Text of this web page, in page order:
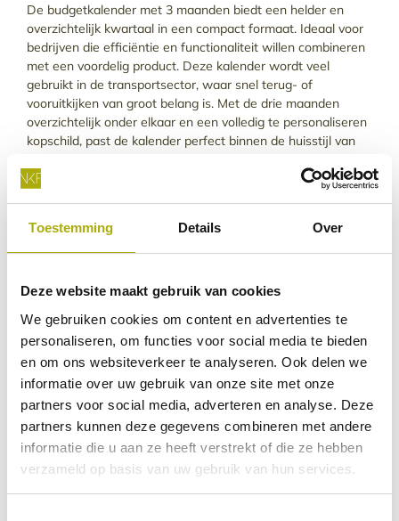
Toestemming Details Over
Deze website maakt gebruik van cookies
We gebruiken cookies om content en advertenties te
personaliseren, om functies voor social media te bieden
en om ons websiteverkeer te analyseren. Ook delen we
informatie over uw gebruik van onze site met onze
partners voor social media, adverteren en analyse. Deze
partners kunnen deze gegevens combineren met andere
informatie die u aan ze heeft verstrekt of die ze hebben
verzameld op basis van uw gebruik van hun services.
De budgetkalender met 3 maanden biedt een helder en
overzichtelijk kwartaal in een compact formaat. Ideaal voor
bedrijven die efficiëntie en functionaliteit willen combineren
met een voordelig product. Deze kalender wordt veel
gebruikt in de transportsector, waar snel terug- of
vooruitkijken van groot belang is. Met de drie maanden
overzichtelijk onder elkaar en een volledig te personaliseren
kopschild, past de kalender perfect binnen de huisstijl van
Voordelen van de budgetkalender met 3
maanden
Compact en overzichtelijk: Drie maanden in
Lichtgewicht en portovriendelijk: Deze
kalender is zeer voordelig in verzending
dankzij het kwalitatieve, maar lichte
materiaal.
Personalisatie: Het kopschild kan volledig
worden aangepast naar jouw huisstijlkleuren
en logo.
Stevige verzendenveloppen: Geschikt voor
verzending of om uit te delen, inclusief
bijpassende enveloppen die de kalender